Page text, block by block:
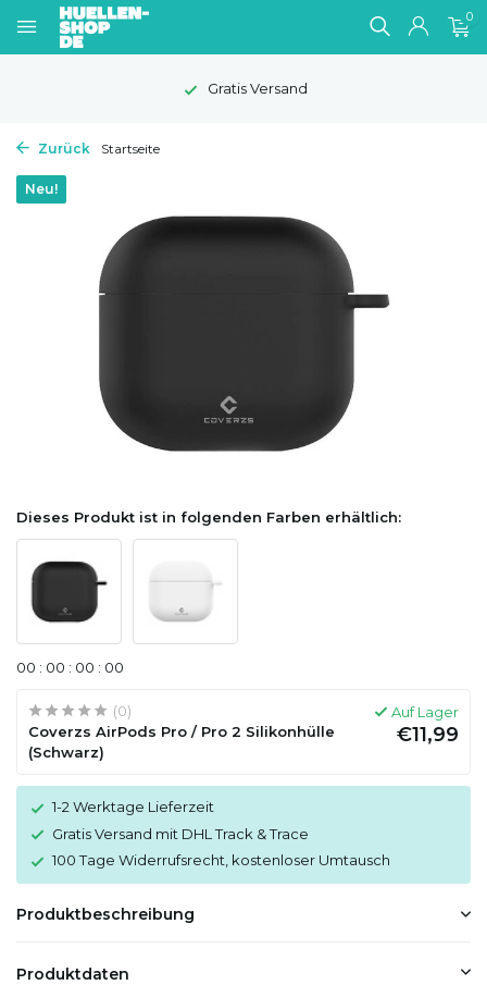
0
Gratis Versand
Zurück Startseite
Neu!
Dieses Produkt ist in folgenden Farben erhältlich:
00 : 00 : 00 : 00
(0)
Coverzs AirPods Pro / Pro 2 Silikonhülle
(Schwarz)
Auf Lager
€11,99
1-2 Werktage Lieferzeit
Gratis Versand mit DHL Track & Trace
100 Tage Widerrufsrecht, kostenloser Umtausch
Produktbeschreibung
Produktdaten